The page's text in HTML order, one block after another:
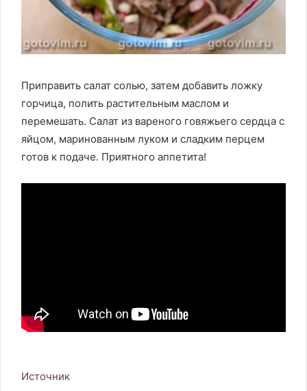
Приправить салат солью, затем добавить ложку
горчица, полить растительным маслом и
перемешать. Салат из вареного говяжьего сердца с
яйцом, маринованным луком и сладким перцем
готов к подаче. Приятного аппетита!
Источник